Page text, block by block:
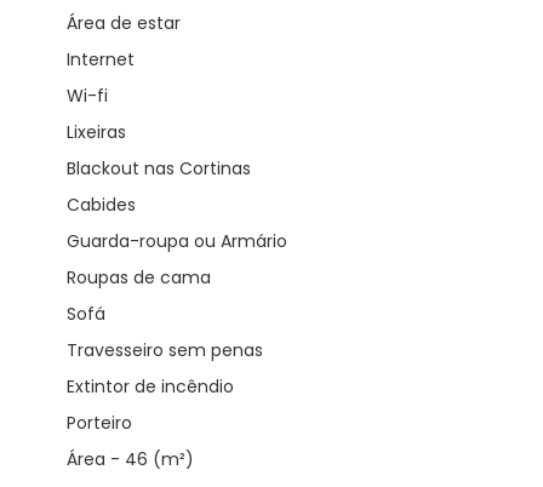
Área de estar
Internet
Wi-fi
Lixeiras
Blackout nas Cortinas
Cabides
Guarda-roupa ou Armário
Roupas de cama
Sofá
Travesseiro sem penas
Extintor de incêndio
Porteiro
Área - 46 (m²)